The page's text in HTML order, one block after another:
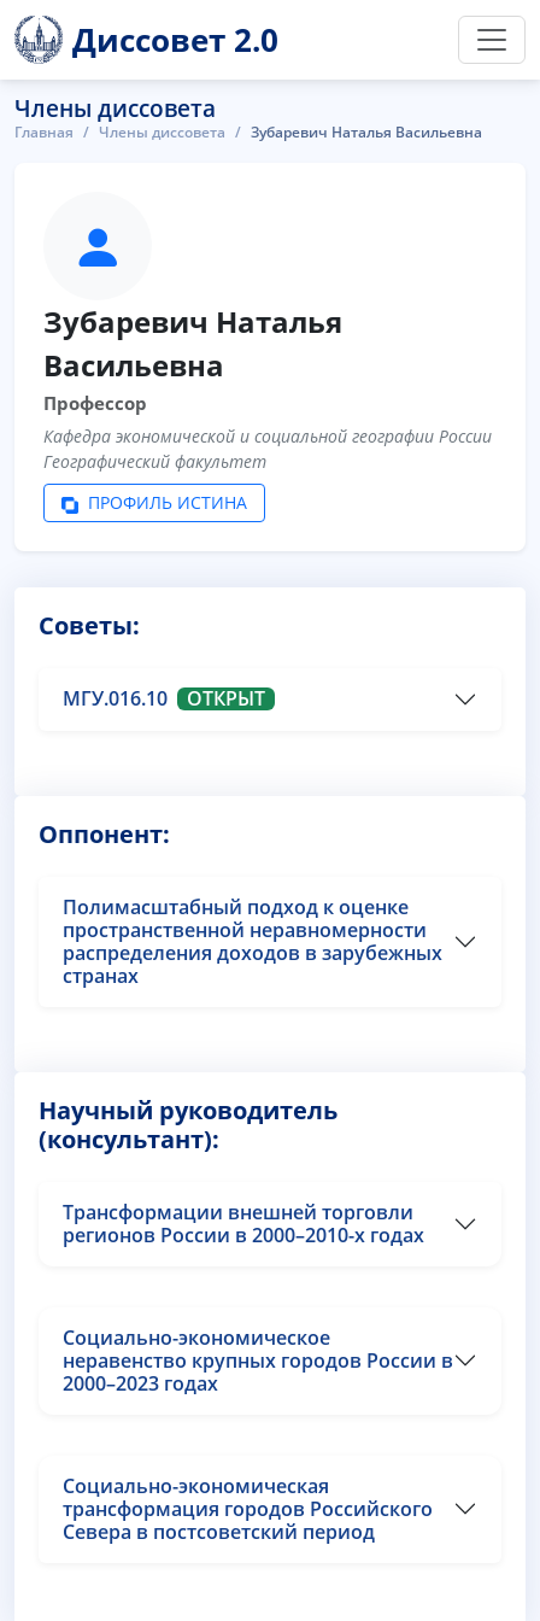
Диссовет 2.0
Члены диссовета
Главная Члены диссовета Зубаревич Наталья Васильевна
Зубаревич Наталья
Васильевна
Профессор
Кафедра экономической и социальной географии России
Географический факультет
ПРОФИЛЬ ИСТИНА
Советы:
МГУ.016.10 ОТКРЫТ
Оппонент:
Полимасштабный подход к оценке
пространственной неравномерности
распределения доходов в зарубежных
странах
Научный руководитель
(консультант):
Трансформации внешней торговли
регионов России в 2000–2010-х годах
Социально-экономическое
неравенство крупных городов России в
2000–2023 годах
Социально-экономическая
трансформация городов Российского
Севера в постсоветский период